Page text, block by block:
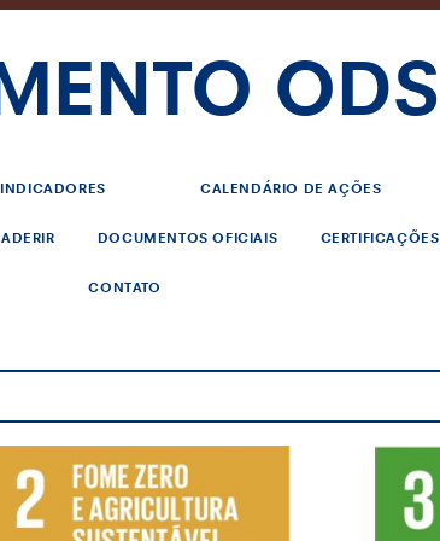
ODS
INDICADORES CALENDÁRIO DE AÇÕES
DOCUMENTOS OFICIAIS CERTIFICAÇÕES
CONTATO